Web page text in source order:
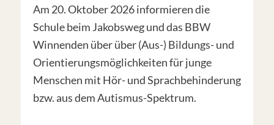
Am 20. Oktober 2026 informieren die
Schule beim Jakobsweg und das BBW
Winnenden über über (Aus-) Bildungs- und
Orientierungsmöglichkeiten für junge
Menschen mit Hör- und Sprachbehinderung
bzw. aus dem Autismus-Spektrum.